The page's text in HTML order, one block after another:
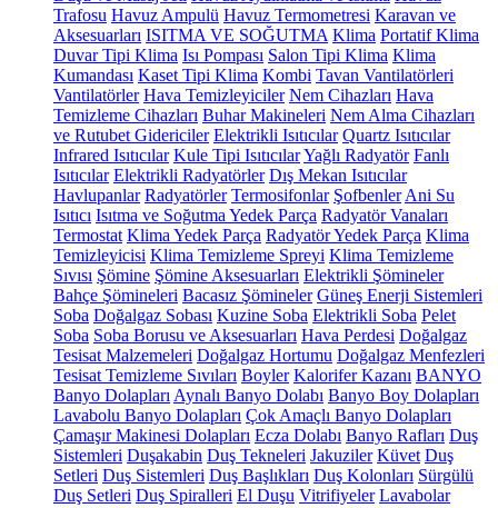
Trafosu Havuz Ampulü Havuz Termometresi Karavan ve
Aksesuarları ISITMA VE SOĞUTMA Klima Portatif Klima
Duvar Tipi Klima Isı Pompası Salon Tipi Klima Klima
Kumandası Kaset Tipi Klima Kombi Tavan Vantilatörleri
Vantilatörler Hava Temizleyiciler Nem Cihazları Hava
Temizleme Cihazları Buhar Makineleri Nem Alma Cihazları
ve Rutubet Gidericiler Elektrikli Isıtıcılar Quartz Isıtıcılar
Infrared Isıtıcılar Kule Tipi IsıtıcılarYağlı Radyatör Fanlı
Isıtıcılar Elektrikli Radyatörler Dış Mekan Isıtıcılar
Havlupanlar Radyatörler Termosifonlar Şofbenler Ani Su
Isıtıcı Isıtma ve Soğutma Yedek Parça Radyatör Vanaları
Termostat Klima Yedek Parça Radyatör Yedek Parça Klima
Temizleyicisi Klima Temizleme Spreyi Klima Temizleme
Sıvısı Şömine Şömine Aksesuarları Elektrikli Şömineler
Bahçe Şömineleri Bacasız Şömineler Güneş Enerji Sistemleri
Soba Doğalgaz Sobası Kuzine Soba Elektrikli Soba Pelet
Soba Soba Borusu ve Aksesuarları Hava Perdesi Doğalgaz
Tesisat Malzemeleri Doğalgaz Hortumu Doğalgaz Menfezleri
Tesisat Temizleme Sıvıları Boyler Kalorifer Kazanı BANYO
Banyo Dolapları Aynalı Banyo Dolabı Banyo Boy Dolapları
Lavabolu Banyo Dolapları Çok Amaçlı Banyo Dolapları
Çamaşır Makinesi Dolapları Ecza Dolabı Banyo Rafları Duş
Sistemleri Duşakabin Duş Tekneleri Jakuziler Küvet Duş
Setleri Duş Sistemleri Duş Başlıkları Duş Kolonları Sürgülü
Duş Setleri Duş Spiralleri El Duşu Vitrifiyeler Lavabolar